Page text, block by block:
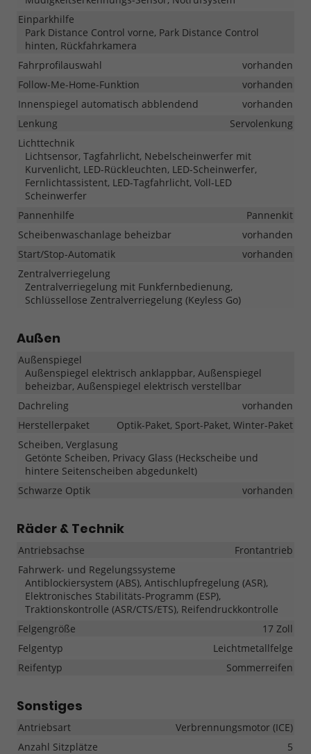
Einparkhilfe
Park Distance Control vorne, Park Distance Control
hinten, Rückfahrkamera
Fahrprofilauswahl
vorhanden
Follow-Me-Home-Funktion
vorhanden
Innenspiegel automatisch abblendend
vorhanden
Lenkung
Servolenkung
Lichttechnik
Lichtsensor, Tagfahrlicht, Nebelscheinwerfer mit
Kurvenlicht, LED-Rückleuchten, LED-Scheinwerfer,
Fernlichtassistent, LED-Tagfahrlicht, Voll-LED
Scheinwerfer
Pannenhilfe
Pannenkit
Scheibenwaschanlage beheizbar
vorhanden
Start/Stop-Automatik
vorhanden
Zentralverriegelung
Zentralverriegelung mit Funkfernbedienung,
Schlüssellose Zentralverriegelung (Keyless Go)
Außen
Außenspiegel
Außenspiegel elektrisch anklappbar, Außenspiegel
beheizbar, Außenspiegel elektrisch verstellbar
Dachreling
vorhanden
Herstellerpaket
Optik-Paket, Sport-Paket, Winter-Paket
Scheiben, Verglasung
Getönte Scheiben, Privacy Glass (Heckscheibe und
hintere Seitenscheiben abgedunkelt)
Schwarze Optik
vorhanden
Räder & Technik
Antriebsachse
Frontantrieb
Fahrwerk- und Regelungssysteme
Antiblockiersystem (ABS), Antischlupfregelung (ASR),
Elektronisches Stabilitäts-Programm (ESP),
Traktionskontrolle (ASR/CTS/ETS), Reifendruckkontrolle
Felgengröße
17 Zoll
Felgentyp
Leichtmetallfelge
Reifentyp
Sommerreifen
Sonstiges
Antriebsart
Verbrennungsmotor (ICE)
Anzahl Sitzplätze
5